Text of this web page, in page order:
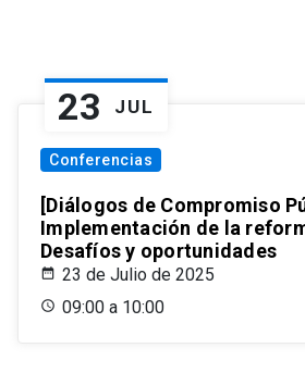
23 JUL
Conferencias
[Diálogos de Compromiso
Implementación de la
Desafíos y oportunidades
23 de Julio de 2025
09:00 a 10:00